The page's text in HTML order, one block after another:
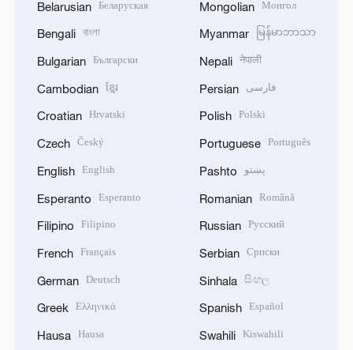
Belarusian Беларуская
Bengali বাংলা
Bulgarian Български
Cambodian ខ្មែរ
Croatian Hrvatski
Czech Český
English English
Esperanto Esperanto
Filipino Filipino
French Français
German Deutsch
Greek Ελληνικά
Hausa Hausa
Mongolian Монгол
Myanmar မြန်မာဘာသာ
Nepali नेपाली
Persian فارسی
Polish Polski
Portuguese Português
Pashto پښتو
Romanian Română
Russian Русский
Serbian Српски
Sinhala සිංහල
Spanish Español
Swahili Kiswahili